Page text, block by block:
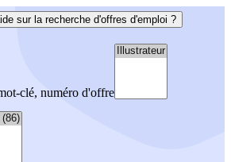
sur la recherche d'offres d'emploi ?
clé, numéro d'offre